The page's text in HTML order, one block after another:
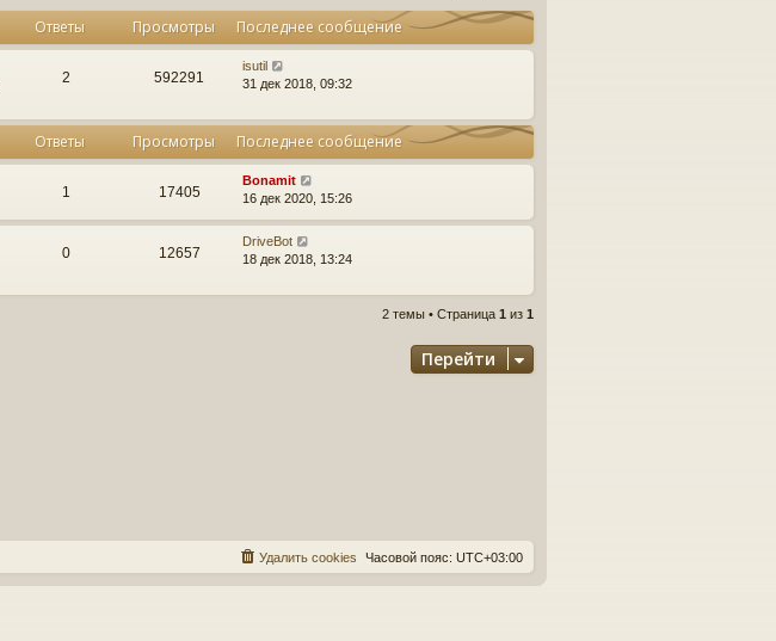
Ответы Просмотры Последнее сообщение
2 592291
isutil
31 дек 2018, 09:32
Ответы Просмотры Последнее сообщение
1 17405
Bonamit
16 дек 2020, 15:26
0 12657
DriveBot
18 дек 2018, 13:24
2 темы • Страница 1 из 1
Перейти
Часовой пояс: UTC+03:00
Удалить cookies